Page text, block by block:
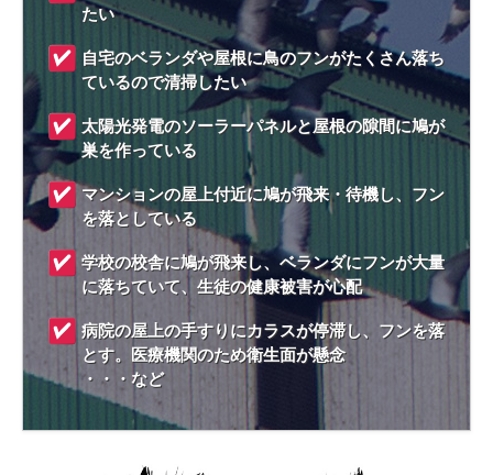
たい
自宅のベランダや屋根に鳥のフンがたくさん落ち
ているので清掃したい
太陽光発電のソーラーパネルと屋根の隙間に鳩が
巣を作っている
マンションの屋上付近に鳩が飛来・待機し、フン
を落としている
学校の校舎に鳩が飛来し、ベランダにフンが大量
に落ちていて、生徒の健康被害が心配
病院の屋上の手すりにカラスが停滞し、フンを落
とす。医療機関のため衛生面が懸念
・・・など